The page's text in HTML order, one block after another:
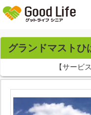
グランドマストひ
【サービ